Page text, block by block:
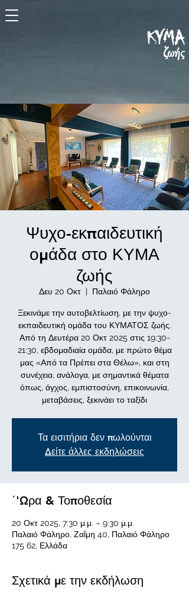
KYMA
ζωής
Ψυχο-εκπαιδευτική
ομάδα στο ΚΥΜΑ
ζωής
Δευ 20 Οκτ
  |
Παλαιό Φάληρο
Ξεκινάμε την αυτοβελτίωση, με την ψυχο-
εκπαιδευτική ομάδα του ΚΥΜΑΤΟΣ ζωής.
Από τη Δευτέρα 20 Οκτ 2025 στις 19:30-
21:30, εβδομαδιαία ομάδα, με πρώτο θέμα
μας «Από τα Πρέπει στα Θέλω», και στη
συνέχεια, ανάλογα, με σημαντικά θέματα
όπως, άγχος, εμπιστοσύνη, επικοινωνία,
μεταβάσεις, ξεκινάει το ταξίδι
Τα εισιτήρια δεν πωλούνται
Δείτε άλλες εκδηλώσεις
΄'Ωρα & Τοποθεσία
20 Οκτ 2025, 7:30 μ.μ. – 9:30 μ.μ.
Παλαιό Φάληρο, Ζαΐμη 40, Παλαιό Φάληρο
175 62, Ελλάδα
Σχετικά με την εκδήλωση